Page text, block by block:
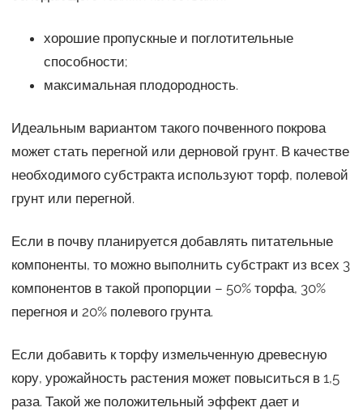
хорошие пропускные и поглотительные
способности;
максимальная плодородность.
Идеальным вариантом такого почвенного покрова
может стать перегной или дерновой грунт. В качестве
необходимого субстракта используют торф, полевой
грунт или перегной.
Если в почву планируется добавлять питательные
компоненты, то можно выполнить субстракт из всех 3
компонентов в такой пропорции – 50% торфа, 30%
перегноя и 20% полевого грунта.
Если добавить к торфу измельченную древесную
кору, урожайность растения может повыситься в 1,5
раза. Такой же положительный эффект дает и